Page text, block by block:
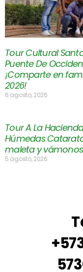
Tour Cultural
Puente De
¡Comparte en
2026!
6 agosto, 2026
Tour A La
Húmedas
maleta y
5 agosto, 2026